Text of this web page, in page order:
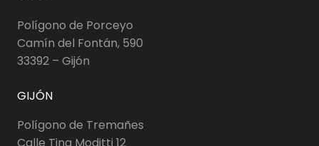
Polígono de Porceyo
Camín del Fontán, 590
33392 – Gijón
GIJÓN
Polígono de Tremañes